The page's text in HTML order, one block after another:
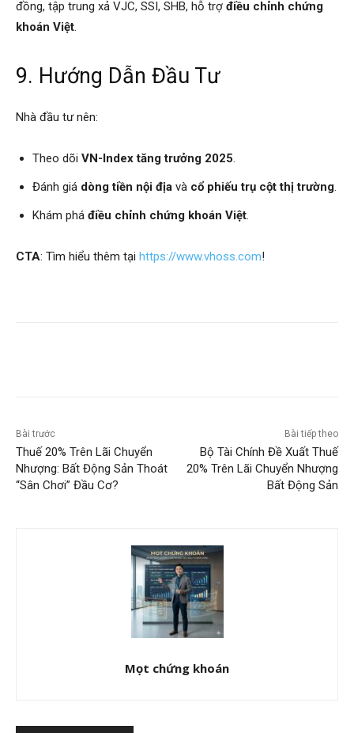
đồng, tập trung xả VJC, SSI, SHB, hỗ trợ điều chỉnh chứng
khoán Việt.
9. Hướng Dẫn Đầu Tư
Nhà đầu tư nên:
Theo dõi VN-Index tăng trưởng 2025.
Đánh giá dòng tiền nội địa và cổ phiếu trụ cột thị trường.
Khám phá điều chỉnh chứng khoán Việt.
CTA: Tìm hiểu thêm tại https://www.vhoss.com!
Bài trước
Thuế 20% Trên Lãi Chuyển
Nhượng: Bất Động Sản Thoát
“Sân Chơi” Đầu Cơ?
Bài tiếp theo
Bộ Tài Chính Đề Xuất Thuế
20% Trên Lãi Chuyển Nhượng
Bất Động Sản
Mọt chứng khoán